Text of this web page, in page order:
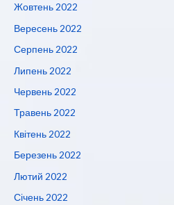
Жовтень 2022
Вересень 2022
Серпень 2022
Липень 2022
Червень 2022
Травень 2022
Квітень 2022
Березень 2022
Лютий 2022
Січень 2022